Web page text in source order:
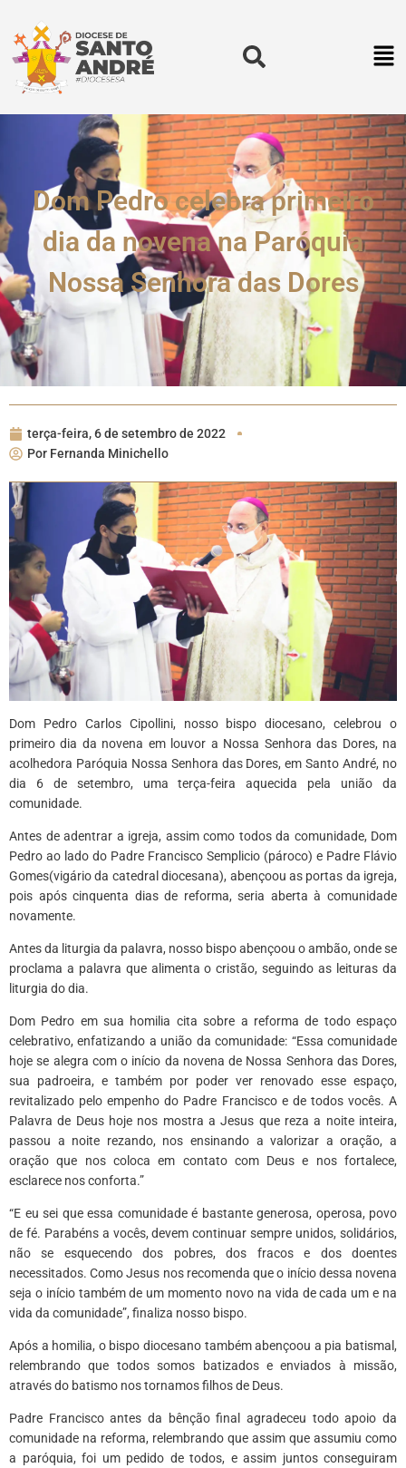
Dom Pedro celebra primeiro
dia da novena na Paróquia
Nossa Senhora das Dores
terça-feira, 6 de setembro de 2022
Por Fernanda Minichello
Dom Pedro Carlos Cipollini, nosso bispo diocesano, celebrou o
primeiro dia da novena em louvor a Nossa Senhora das Dores, na
acolhedora Paróquia Nossa Senhora das Dores, em Santo André, no
dia 6 de setembro, uma terça-feira aquecida pela união da
comunidade.
Antes de adentrar a igreja, assim como todos da comunidade, Dom
Pedro ao lado do Padre Francisco Semplicio (pároco) e Padre Flávio
Gomes(vigário da catedral diocesana), abençoou as portas da igreja,
pois após cinquenta dias de reforma, seria aberta à comunidade
novamente.
Antes da liturgia da palavra, nosso bispo abençoou o ambão, onde se
proclama a palavra que alimenta o cristão, seguindo as leituras da
liturgia do dia.
Dom Pedro em sua homilia cita sobre a reforma de todo espaço
celebrativo, enfatizando a união da comunidade: “Essa comunidade
hoje se alegra com o início da novena de Nossa Senhora das Dores,
sua padroeira, e também por poder ver renovado esse espaço,
revitalizado pelo empenho do Padre Francisco e de todos vocês. A
Palavra de Deus hoje nos mostra a Jesus que reza a noite inteira,
passou a noite rezando, nos ensinando a valorizar a oração, a
oração que nos coloca em contato com Deus e nos fortalece,
esclarece nos conforta.”
“E eu sei que essa comunidade é bastante generosa, operosa, povo
de fé. Parabéns a vocês, devem continuar sempre unidos, solidários,
não se esquecendo dos pobres, dos fracos e dos doentes
necessitados. Como Jesus nos recomenda que o início dessa novena
seja o início também de um momento novo na vida de cada um e na
vida da comunidade”, finaliza nosso bispo.
Após a homilia, o bispo diocesano também abençoou a pia batismal,
relembrando que todos somos batizados e enviados à missão,
através do batismo nos tornamos filhos de Deus.
Padre Francisco antes da bênção final agradeceu todo apoio da
comunidade na reforma, relembrando que assim que assumiu como
a paróquia, foi um pedido de todos, e assim juntos conseguiram